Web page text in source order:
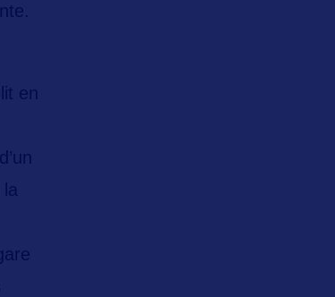
.
en